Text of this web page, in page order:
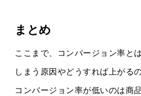
まとめ
ここまで、コンバージョン率と
しまう原因やどうすれば上がる
コンバージョン率が低いのは商